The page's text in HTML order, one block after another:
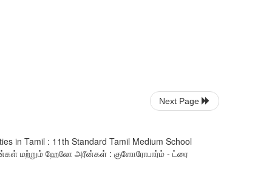
Next Page
in Tamil : 11th Standard Tamil Medium School
மற்றும் ஹேலோ அரீன்கள் : குளோரோபார்ம் - ட்ரை